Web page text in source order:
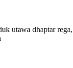
utawa dhaptar